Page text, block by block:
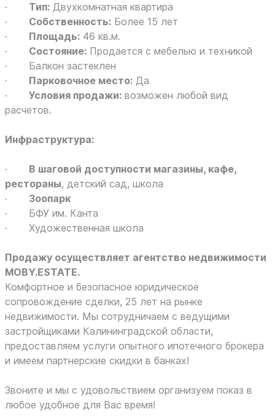
· Тип: Двухкомнатная квартира
· Собственность: Более 15 лет
· Площадь: 46 кв.м.
· Состояние: Продается с мебелью и техникой
· Балкон застеклен
· Парковочное место: Да
· Условия продажи: возможен любой вид
расчетов.
Инфраструктура:
· В шаговой доступности магазины, кафе,
рестораны, детский сад, школа
· Зоопарк
· БФУ им. Канта
· Художественная школа
Продажу осуществляет агентство недвижимости
MOBY.ESTATE.
Комфортное и безопасное юридическое
сопровождение сделки, 25 лет на рынке
недвижимости. Мы сотрудничаем с ведущими
застройщиками Калининградской области,
предоставляем услуги опытного ипотечного брокера
и имеем партнерские скидки в банках!
Звоните и мы с удовольствием организуем показ в
любое удобное для Вас время!